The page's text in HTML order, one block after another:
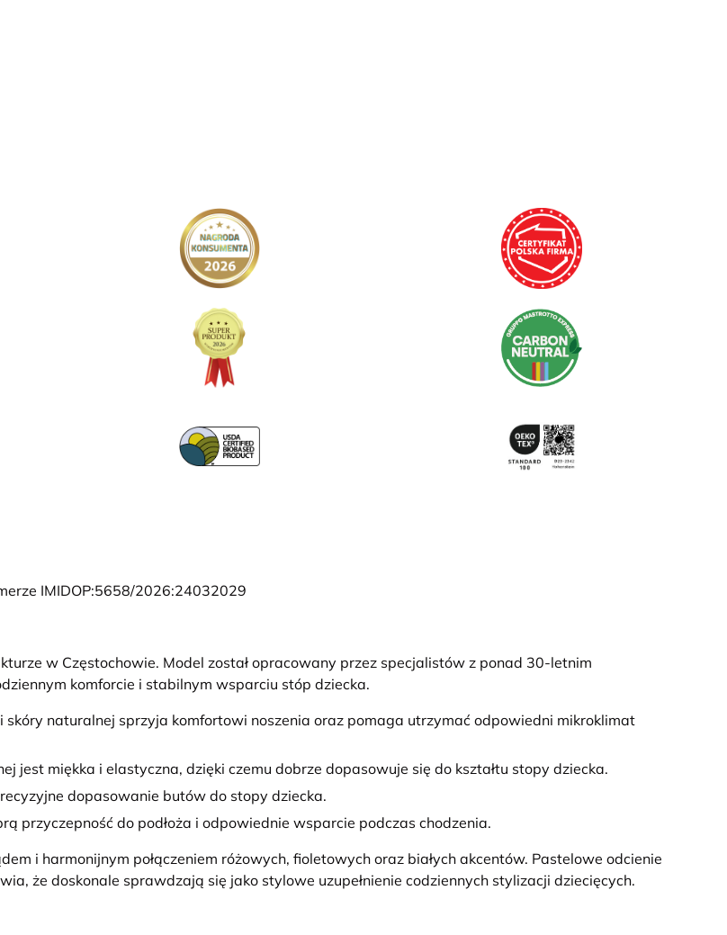
IMIDOP:5658/2026:24032029
w Częstochowie. Model został opracowany przez specjalistów z ponad 30-letnim
komforcie i stabilnym wsparciu stóp dziecka.
naturalnej sprzyja komfortowi noszenia oraz pomaga utrzymać odpowiedni mikroklimat
jest miękka i elastyczna, dzięki czemu dobrze dopasowuje się do kształtu stopy dziecka.
dopasowanie butów do stopy dziecka.
przyczepność do podłoża i odpowiednie wsparcie podczas chodzenia.
i harmonijnym połączeniem różowych, fioletowych oraz białych akcentów. Pastelowe odcienie
że doskonale sprawdzają się jako stylowe uzupełnienie codziennych stylizacji dziecięcych.